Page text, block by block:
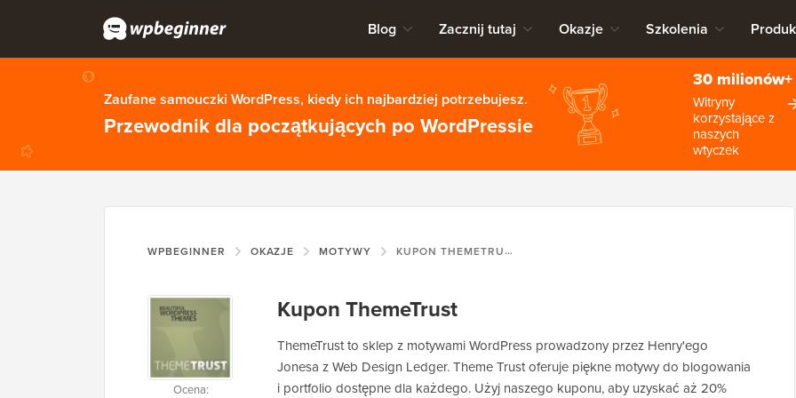
Blog Zacznij tutaj Okazje Szkolenia
Zaufane samouczki WordPress, kiedy ich najbardziej potrzebujesz.
Przewodnik dla początkujących po WordPressie
30 milionów+
Witryny
korzystające z
naszych
wtyczek
WPBEGINNER OKAZJE MOTYWY KUPON THEMETRUST
Kupon ThemeTrust
Ocena:
ThemeTrust to sklep z motywami WordPress prowadzony przez Henry'ego
Jonesa z Web Design Ledger. Theme Trust oferuje piękne motywy do blogowania
i portfolio dostępne dla każdego. Użyj naszego kuponu, aby uzyskać aż 20%